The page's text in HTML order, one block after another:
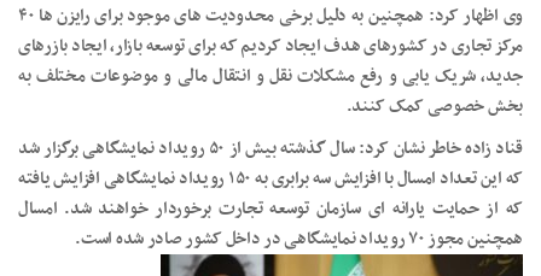
وی اظهار کرد: همچنین به دلیل برخی محدودیت های موجود برای رایزن ها ۴۰
مرکز تجاری در کشورهای هدف ایجاد کردیم که برای توسعه بازار، ایجاد بازرهای
جدید، شریک یابی و رفع مشکلات نقل و انتقال مالی و موضوعات مختلف به
بخش خصوصی کمک کنند.
قناد زاده خاطر نشان کرد: سال گذشته بیش از ۵۰ رویداد نمایشگاهی برگزار شد
که این تعداد امسال با افزایش سه برابری به ۱۵۰ رویداد نمایشگاهی افزایش یافته
که از حمایت یارانه ای سازمان توسعه تجارت برخوردار خواهند شد. امسال
همچنین مجوز ۷۰ رویداد نمایشگاهی در داخل کشور صادر شده است.